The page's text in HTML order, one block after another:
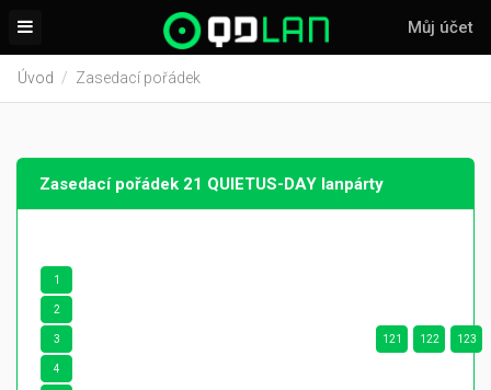
Můj účet
Úvod Zasedací pořádek
Zasedací pořádek 21 QUIETUS-DAY lanpárty
1
2
3 121 122 123
4